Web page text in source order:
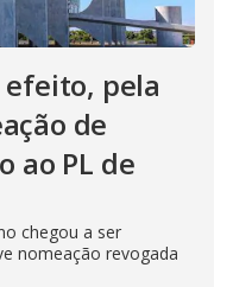
pela
de
ao PL de
chegou a ser
nomeação revogada